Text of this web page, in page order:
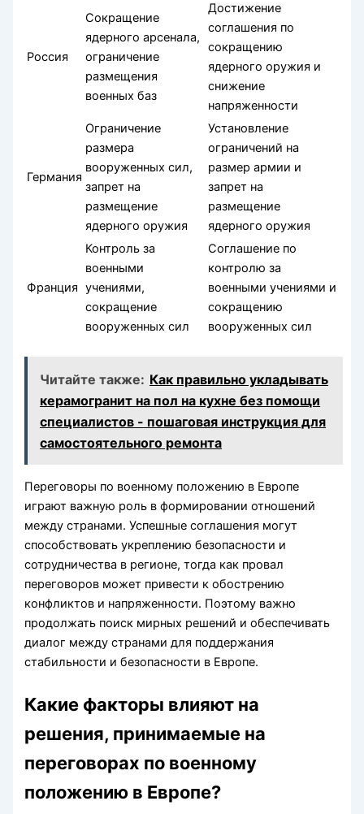
Россия
Сокращение
ядерного арсенала,
ограничение
размещения
военных баз
Достижение
соглашения по
сокращению
ядерного оружия и
снижение
напряженности
Германия
Ограничение
размера
вооруженных сил,
запрет на
размещение
ядерного оружия
Установление
ограничений на
размер армии и
запрет на
размещение
ядерного оружия
Франция
Контроль за
военными
учениями,
сокращение
вооруженных сил
Соглашение по
контролю за
военными учениями и
сокращению
вооруженных сил
Читайте также: Как правильно укладывать
керамогранит на пол на кухне без помощи
специалистов - пошаговая инструкция для
самостоятельного ремонта
Переговоры по военному положению в Европе
играют важную роль в формировании отношений
между странами. Успешные соглашения могут
способствовать укреплению безопасности и
сотрудничества в регионе, тогда как провал
переговоров может привести к обострению
конфликтов и напряженности. Поэтому важно
продолжать поиск мирных решений и обеспечивать
диалог между странами для поддержания
стабильности и безопасности в Европе.
Какие факторы влияют на
решения, принимаемые на
переговорах по военному
положению в Европе?